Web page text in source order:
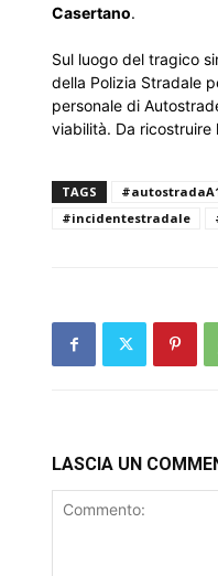
Casertano.
​Sul luogo del tragico
della Polizia Stradale
personale di
viabilità. Da ricostruire
TAGS
#incidentestradale
LASCIA UN